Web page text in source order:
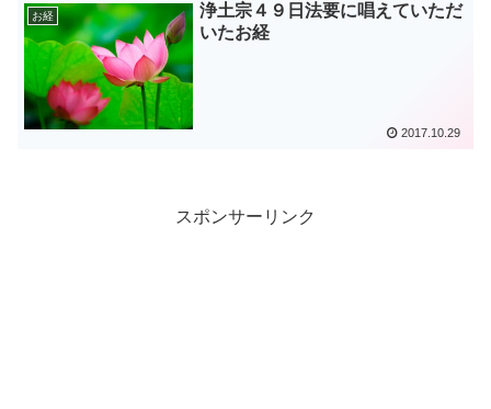
お経
浄土宗４９日法要に唱えていただ
いたお経
2017.10.29
スポンサーリンク